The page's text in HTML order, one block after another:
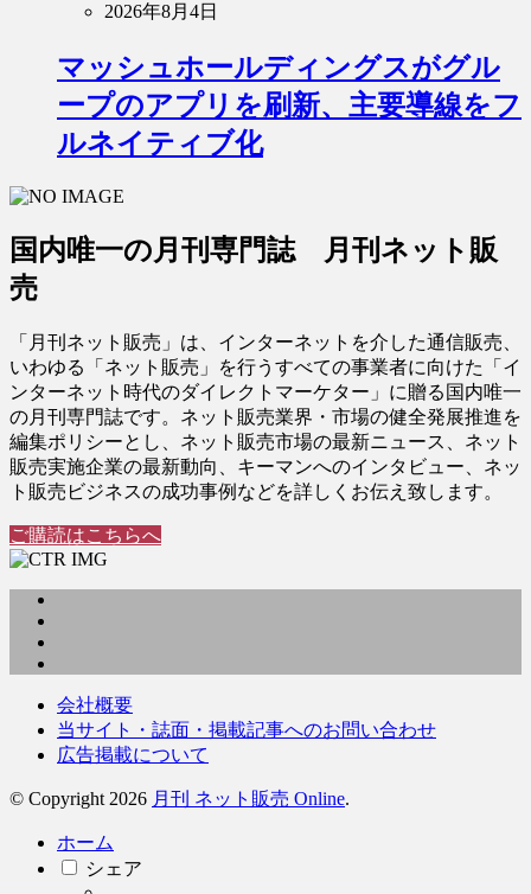
2026年8月4日
マッシュホールディングスがグル
ープのアプリを刷新、主要導線をフ
ルネイティブ化
国内唯一の月刊専門誌 月刊ネット販
売
「月刊ネット販売」は、インターネットを介した通信販売、
いわゆる「ネット販売」を行うすべての事業者に向けた「イ
ンターネット時代のダイレクトマーケター」に贈る国内唯一
の月刊専門誌です。ネット販売業界・市場の健全発展推進を
編集ポリシーとし、ネット販売市場の最新ニュース、ネット
販売実施企業の最新動向、キーマンへのインタビュー、ネッ
ト販売ビジネスの成功事例などを詳しくお伝え致します。
ご購読はこちらへ
会社概要
当サイト・誌面・掲載記事へのお問い合わせ
広告掲載について
© Copyright 2026 月刊 ネット販売 Online.
ホーム
シェア